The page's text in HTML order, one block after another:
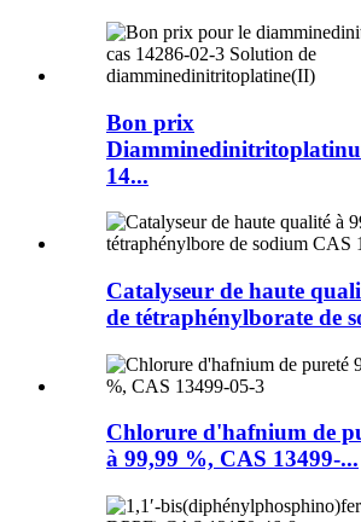
Bon prix
14...
Catalyseur de haute
de tétraphénylborate de
Chlorure d'hafnium de
à 99,99 %, CAS 13499-...